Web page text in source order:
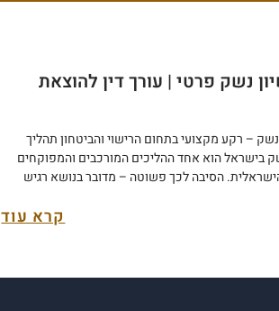
נשק פרטי | עורך דין להוצאת
נשק – רקע מקצועי בתחום הרישוי והביטחון תהליך
בישראל הוא אחד ההליכים המורכבים והמפוקחים
הסיבה לכך פשוטה – מדובר בנושא רגיש
הדין עמנואל טראץ' מתמחה בתחום רישוי כלי ירייה,
קרא עוד